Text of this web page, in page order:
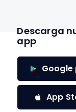
Descarga
app
Google
App